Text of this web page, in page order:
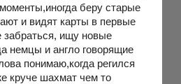
беру старые
и видят карты в первые
забраться, ищу новые
немцы и англо говорящие
понимаю,когда регился
круче шахмат чем то